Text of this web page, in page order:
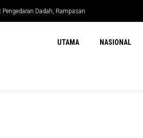
Dadah, Rampasan
UTAMA NASIONAL